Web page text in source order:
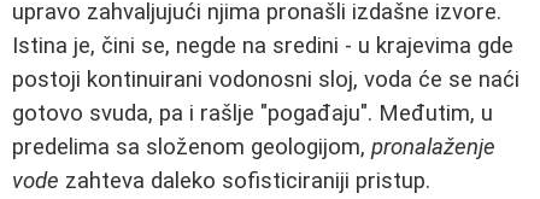
upravo zahvaljujući njima pronašli izdašne izvore.
Istina je, čini se, negde na sredini - u krajevima gde
postoji kontinuirani vodonosni sloj, voda će se naći
gotovo svuda, pa i rašlje "pogađaju". Međutim, u
predelima sa složenom geologijom, pronalaženje
vode zahteva daleko sofisticiraniji pristup.